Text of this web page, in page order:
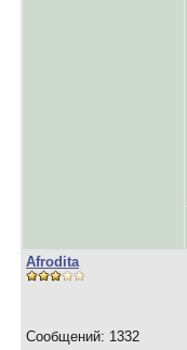
Afrodita
Сообщений: 1332